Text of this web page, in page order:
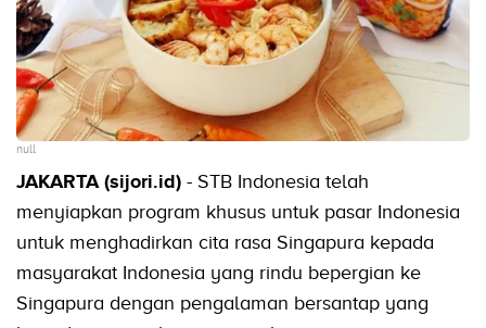
null
JAKARTA (sijori.id) - STB Indonesia telah
menyiapkan program khusus untuk pasar Indonesia
untuk menghadirkan cita rasa Singapura kepada
masyarakat Indonesia yang rindu bepergian ke
Singapura dengan pengalaman bersantap yang